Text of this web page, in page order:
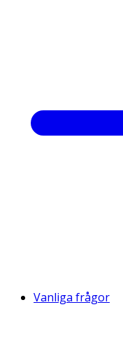
Vanliga frågor